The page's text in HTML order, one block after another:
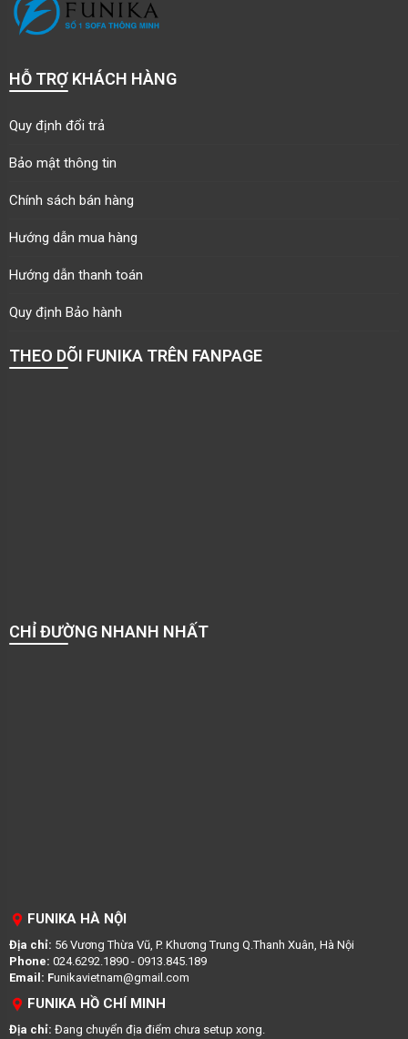
HỖ TRỢ KHÁCH HÀNG
Quy định đổi trả
Bảo mật thông tin
Chính sách bán hàng
Hướng dẫn mua hàng
Hướng dẫn thanh toán
Quy định Bảo hành
THEO DÕI FUNIKA TRÊN FANPAGE
CHỈ ĐƯỜNG NHANH NHẤT
FUNIKA HÀ NỘI
Địa chỉ: 56 Vương Thừa Vũ, P. Khương Trung Q.Thanh Xuân, Hà Nội
Phone: 024.6292.1890 - 0913.845.189
Email: Funikavietnam@gmail.com
FUNIKA HỒ CHÍ MINH
Địa chỉ: Đang chuyển địa điểm chưa setup xong.